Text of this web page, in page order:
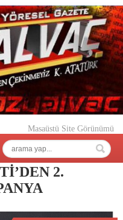
Masaüstü Site Görünümü
2.